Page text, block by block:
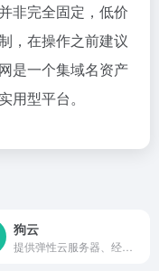
非完全固定，低价
，在操作之前建议
是一个集域名资产
用型平台。
狗云